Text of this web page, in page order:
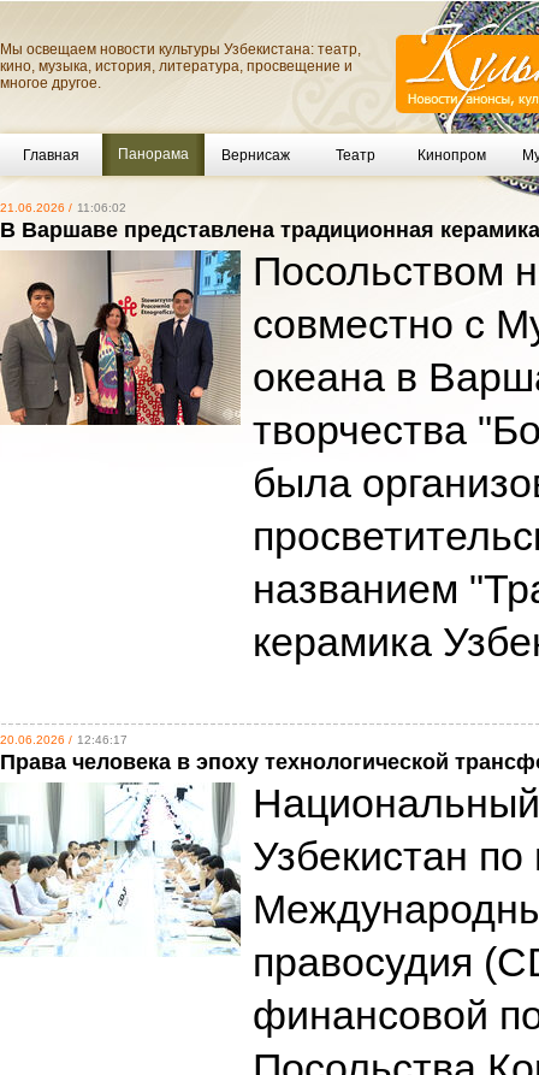
Мы освещаем новости культуры Узбекистана: театр,
кино, музыка, история, литература, просвещение и
многое другое.
Главная Панорама Вернисаж Театр Кинопром
21.06.2026 / 11:06:02
В Варшаве представлена традиционная
Посольством
совместно с
океана в
творчества
была
названием
керамика
20.06.2026 / 12:46:17
Права человека в эпоху технологической
Узбекистан
правосудия
финансовой